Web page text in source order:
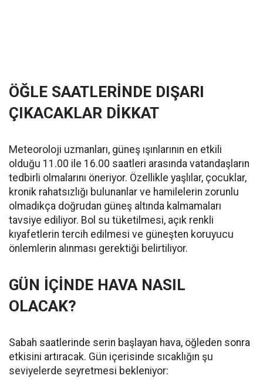
ÖĞLE SAATLERİNDE DIŞARI
ÇIKACAKLAR DİKKAT
Meteoroloji uzmanları, güneş ışınlarının en etkili
olduğu 11.00 ile 16.00 saatleri arasında vatandaşların
tedbirli olmalarını öneriyor. Özellikle yaşlılar, çocuklar,
kronik rahatsızlığı bulunanlar ve hamilelerin zorunlu
olmadıkça doğrudan güneş altında kalmamaları
tavsiye ediliyor. Bol su tüketilmesi, açık renkli
kıyafetlerin tercih edilmesi ve güneşten koruyucu
önlemlerin alınması gerektiği belirtiliyor.
GÜN İÇİNDE HAVA NASIL
OLACAK?
Sabah saatlerinde serin başlayan hava, öğleden sonra
etkisini artıracak. Gün içerisinde sıcaklığın şu
seviyelerde seyretmesi bekleniyor: